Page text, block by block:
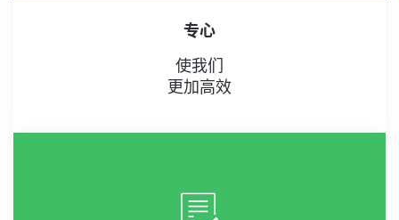
专心
使我们
更加高效